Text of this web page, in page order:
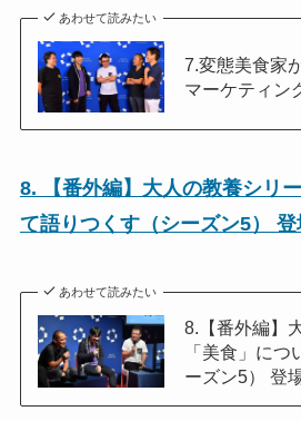
あわせて読みたい
7.変態美食家
マーケティン
8. 【番外編】大人の教養シリ
て語りつくす（シーズン5）
あわせて読みたい
8.【番外編】
「美食」に
ーズン5） 登